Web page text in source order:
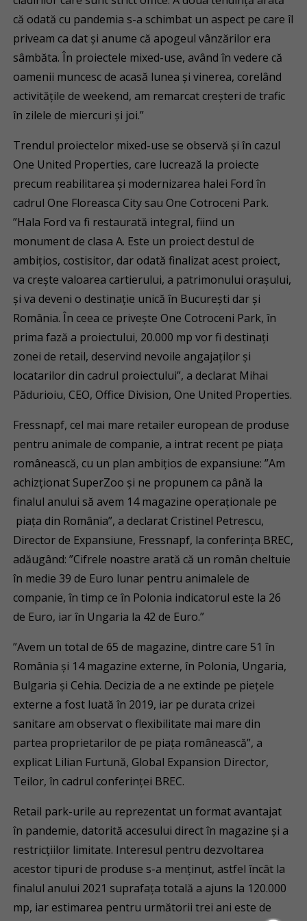
că odată cu pandemia s-a schimbat un aspect pe care îl
priveam ca dat şi anume că apogeul vânzărilor era
sâmbăta. În proiectele mixed-use, având în vedere că
oamenii muncesc de acasă lunea și vinerea, corelând
activitățile de weekend, am remarcat creșteri de trafic
în zilele de miercuri și joi.”
Trendul proiectelor mixed-use se observă și în cazul
One United Properties, care lucrează la proiecte
precum reabilitarea și modernizarea halei Ford în
cadrul One Floreasca City sau One Cotroceni Park.
”Hala Ford va fi restaurată integral, fiind un
monument de clasa A. Este un proiect destul de
ambițios, costisitor, dar odată finalizat acest proiect,
va creşte valoarea cartierului, a patrimonului oraşului,
și va deveni o destinaţie unică în Bucureşti dar şi
România. În ceea ce priveşte One Cotroceni Park, în
prima fază a proiectului, 20.000 mp vor fi destinaţi
zonei de retail, deservind nevoile angajaţilor şi
locatarilor din cadrul proiectului”, a declarat Mihai
Pădurioiu, CEO, Office Division, One United Properties.
Fressnapf, cel mai mare retailer european de produse
pentru animale de companie, a intrat recent pe piața
românească, cu un plan ambițios de expansiune: ”Am
achizționat SuperZoo și ne propunem ca până la
finalul anului să avem 14 magazine operaționale pe
piața din România”, a declarat Cristinel Petrescu,
Director de Expansiune, Fressnapf, la conferința BREC,
adăugând: ”Cifrele noastre arată că un român cheltuie
în medie 39 de Euro lunar pentru animalele de
companie, în timp ce în Polonia indicatorul este la 26
de Euro, iar în Ungaria la 42 de Euro.”
”Avem un total de 65 de magazine, dintre care 51 în
România și 14 magazine externe, în Polonia, Ungaria,
Bulgaria și Cehia. Decizia de a ne extinde pe piețele
externe a fost luată în 2019, iar pe durata crizei
sanitare am observat o flexibilitate mai mare din
partea proprietarilor de pe piața românească”, a
explicat Lilian Furtună, Global Expansion Director,
Teilor, în cadrul conferinței BREC.
Retail park-urile au reprezentat un format avantajat
în pandemie, datorită accesului direct în magazine și a
restricțiilor limitate. Interesul pentru dezvoltarea
acestor tipuri de produse s-a menținut, astfel încât la
finalul anului 2021 suprafaţa totală a ajuns la 120.000
mp, iar estimarea pentru următorii trei ani este de